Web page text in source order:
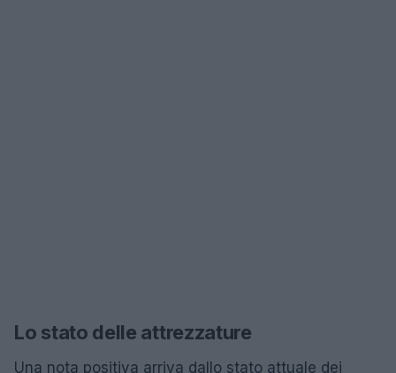
Lo stato delle attrezzature
Una nota positiva arriva dallo stato attuale dei